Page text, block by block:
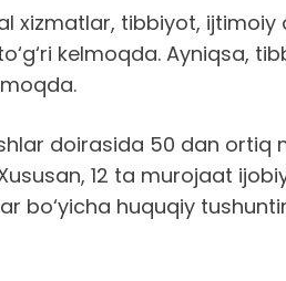
xizmatlar, tibbiyot, ijtimoiy
kelmoqda. Ayniqsa,
doirasida 50 dan ortiq
12 ta murojaat
bo‘yicha huquqiy